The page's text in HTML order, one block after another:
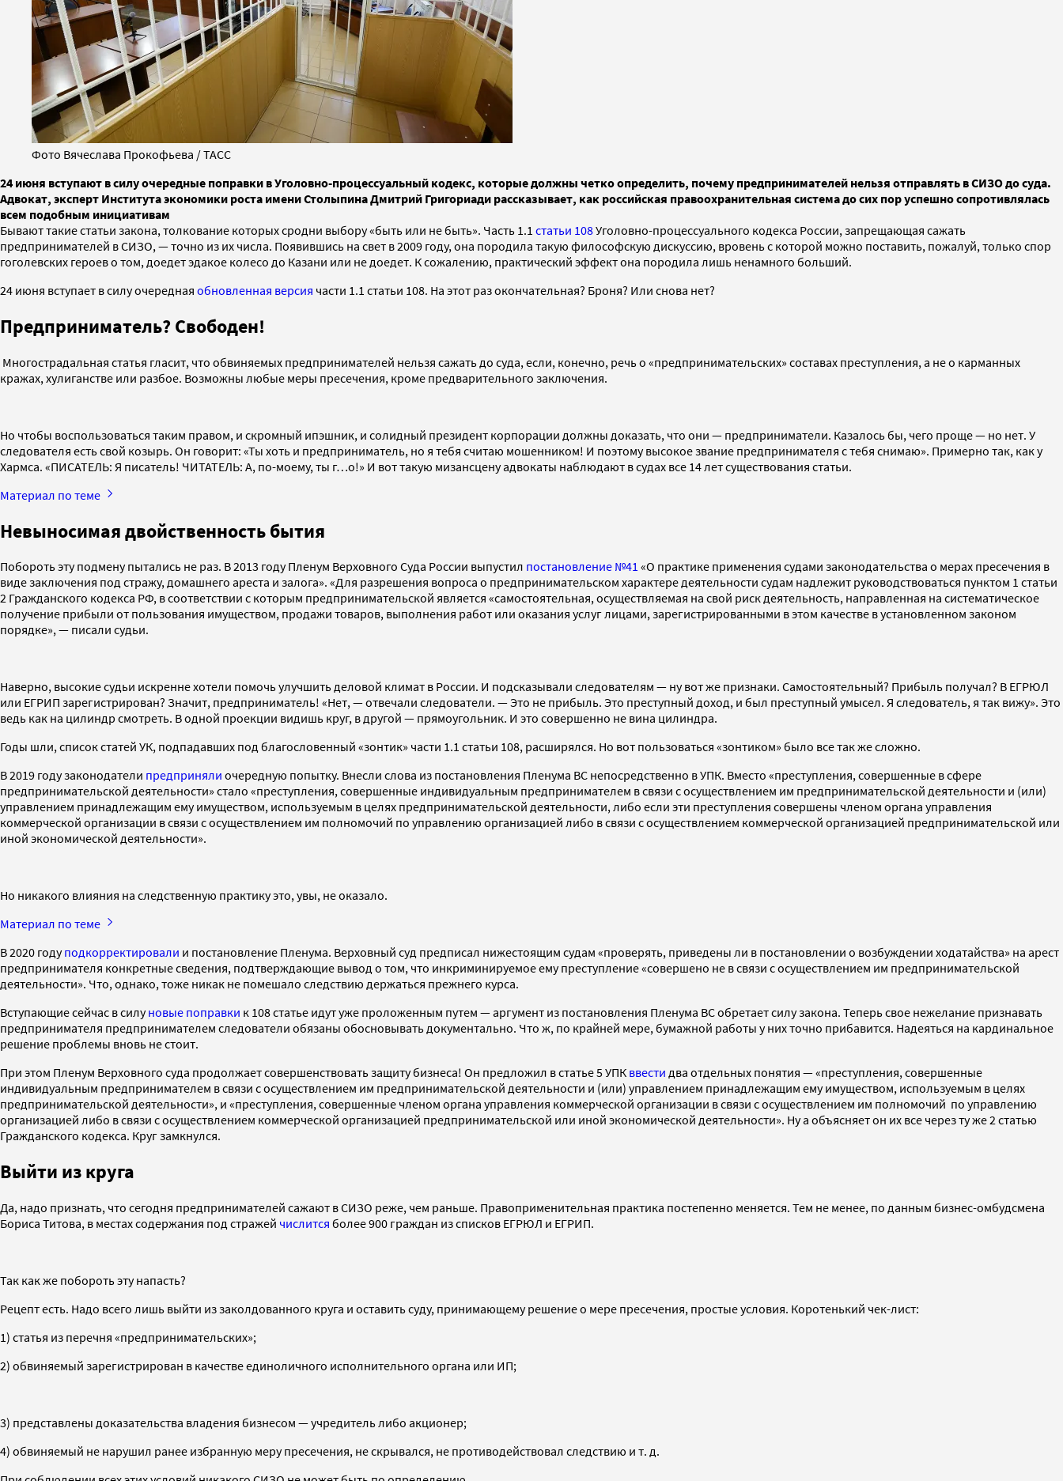
Фото Вячеслава Прокофьева / ТАСС
24 июня вступают в силу очередные поправки в Уголовно-процессуальный кодекс, которые должны четко определить, почему предпринимателей нельзя отправлять в СИЗО до суда.
Адвокат, эксперт Института экономики роста имени Столыпина Дмитрий Григориади рассказывает, как российская правоохранительная система до сих пор успешно сопротивлялась
всем подобным инициативам
Бывают такие статьи закона, толкование которых сродни выбору «быть или не быть». Часть 1.1 статьи 108Уголовно-процессуального кодекса России, запрещающая сажать
предпринимателей в СИЗО, — точно из их числа. Появившись на свет в 2009 году, она породила такую философскую дискуссию, вровень с которой можно поставить, пожалуй, только спор
гоголевских героев о том, доедет эдакое колесо до Казани или не доедет. К сожалению, практический эффект она породила лишь ненамного больший.
24 июня вступает в силу очередная обновленная версия части 1.1 статьи 108. На этот раз окончательная? Броня? Или снова нет?
Предприниматель? Свободен!
Многострадальная статья гласит, что обвиняемых предпринимателей нельзя сажать до суда, если, конечно, речь о «предпринимательских» составах преступления, а не о карманных
кражах, хулиганстве или разбое. Возможны любые меры пресечения, кроме предварительного заключения.
Но чтобы воспользоваться таким правом, и скромный ипэшник, и солидный президент корпорации должны доказать, что они — предприниматели. Казалось бы, чего проще — но нет. У
следователя есть свой козырь. Он говорит: «Ты хоть и предприниматель, но я тебя считаю мошенником! И поэтому высокое звание предпринимателя с тебя снимаю». Примерно так, как у
Хармса. «ПИСАТЕЛЬ: Я писатель! ЧИТАТЕЛЬ: А, по-моему, ты г…о!» И вот такую мизансцену адвокаты наблюдают в судах все 14 лет существования статьи.
Материал по теме
Невыносимая двойственность бытия
Побороть эту подмену пытались не раз. В 2013 году Пленум Верховного Суда России выпустил постановление №41 «О практике применения судами законодательства о мерах пресечения в
виде заключения под стражу, домашнего ареста и залога». «Для разрешения вопроса о предпринимательском характере деятельности судам надлежит руководствоваться пунктом 1 статьи
2 Гражданского кодекса РФ, в соответствии с которым предпринимательской является «самостоятельная, осуществляемая на свой риск деятельность, направленная на систематическое
получение прибыли от пользования имуществом, продажи товаров, выполнения работ или оказания услуг лицами, зарегистрированными в этом качестве в установленном законом
порядке», — писали судьи.
Наверно, высокие судьи искренне хотели помочь улучшить деловой климат в России. И подсказывали следователям — ну вот же признаки. Самостоятельный? Прибыль получал? В ЕГРЮЛ
или ЕГРИП зарегистрирован? Значит, предприниматель! «Нет, — отвечали следователи. — Это не прибыль. Это преступный доход, и был преступный умысел. Я следователь, я так вижу». Это
ведь как на цилиндр смотреть. В одной проекции видишь круг, в другой — прямоугольник. И это совершенно не вина цилиндра.
Годы шли, список статей УК, подпадавших под благословенный «зонтик» части 1.1 статьи 108, расширялся. Но вот пользоваться «зонтиком» было все так же сложно.
В 2019 году законодатели предприняли очередную попытку. Внесли слова из постановления Пленума ВС непосредственно в УПК. Вместо «преступления, совершенные в сфере
предпринимательской деятельности» стало «преступления, совершенные индивидуальным предпринимателем в связи с осуществлением им предпринимательской деятельности и (или)
управлением принадлежащим ему имуществом, используемым в целях предпринимательской деятельности, либо если эти преступления совершены членом органа управления
коммерческой организации в связи с осуществлением им полномочий по управлению организацией либо в связи с осуществлением коммерческой организацией предпринимательской или
иной экономической деятельности».
Но никакого влияния на следственную практику это, увы, не оказало.
Материал по теме
В 2020 годуподкорректировали и постановление Пленума. Верховный суд предписал нижестоящим судам «проверять, приведены ли в постановлении о возбуждении ходатайства» на арест
предпринимателя конкретные сведения, подтверждающие вывод о том, что инкриминируемое ему преступление «совершено не в связи с осуществлением им предпринимательской
деятельности». Что, однако, тоже никак не помешало следствию держаться прежнего курса.
Вступающие сейчас в силуновые поправки к 108 статье идут уже проложенным путем — аргумент из постановления Пленума ВС обретает силу закона. Теперь свое нежелание признавать
предпринимателя предпринимателем следователи обязаны обосновывать документально. Что ж, по крайней мере, бумажной работы у них точно прибавится. Надеяться на кардинальное
решение проблемы вновь не стоит.
При этом Пленум Верховного суда продолжает совершенствовать защиту бизнеса! Он предложил в статье 5 УПК ввести два отдельных понятия — «преступления, совершенные
индивидуальным предпринимателем в связи с осуществлением им предпринимательской деятельности и (или) управлением принадлежащим ему имуществом, используемым в целях
предпринимательской деятельности», и «преступления, совершенные членом органа управления коммерческой организации в связи с осуществлением им полномочий по управлению
организацией либо в связи с осуществлением коммерческой организацией предпринимательской или иной экономической деятельности». Ну а объясняет он их все через ту же 2 статью
Гражданского кодекса. Круг замкнулся.
Выйти из круга
Да, надо признать, что сегодня предпринимателей сажают в СИЗО реже, чем раньше. Правоприменительная практика постепенно меняется. Тем не менее, по данным бизнес-омбудсмена
Бориса Титова, в местах содержания под стражей числится более 900 граждан из списков ЕГРЮЛ и ЕГРИП.
Так как же побороть эту напасть?
Рецепт есть. Надо всего лишь выйти из заколдованного круга и оставить суду, принимающему решение о мере пресечения, простые условия. Коротенький чек-лист:
1) статья из перечня «предпринимательских»;
2) обвиняемый зарегистрирован в качестве единоличного исполнительного органа или ИП;
3) представлены доказательства владения бизнесом — учредитель либо акционер;
4) обвиняемый не нарушил ранее избранную меру пресечения, не скрывался, не противодействовал следствию и т. д.